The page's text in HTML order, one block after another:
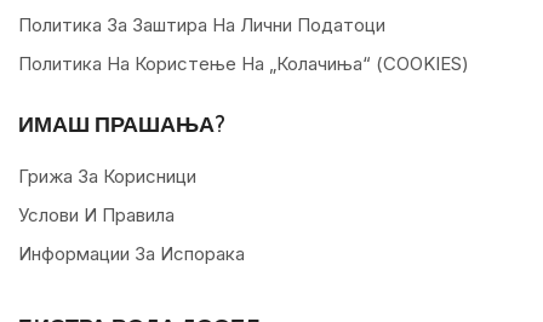
Политика За Заштира На Лични Податоци
Политика На Користење На „колачиња“ (COOKIES)
ИМАШ ПРАШАЊА?
Грижа За Корисници
Услови И Правила
Информации За Испорака